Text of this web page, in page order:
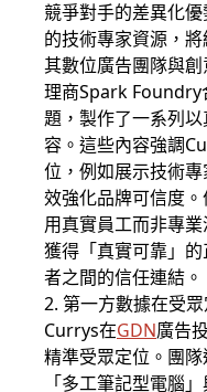
競爭對手的差異化
的技術專家資源，
其數位廣告團隊與
理商Spark Foundry
題，製作了一系列
容。這些內容強調
位，例如展示技術
效強化品牌可信度
用真實員工而非專
獲得「真實可靠」
者之間的信任連結。
2. 第一方數據在受
Currys在GDN廣告
精準受眾定位。團
「多工筆記型電腦